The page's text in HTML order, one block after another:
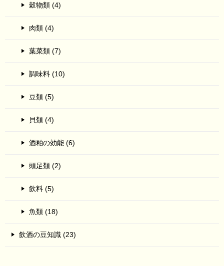
穀物類 (4)
肉類 (4)
葉菜類 (7)
調味料 (10)
豆類 (5)
貝類 (4)
酒粕の効能 (6)
頭足類 (2)
飲料 (5)
魚類 (18)
飲酒の豆知識 (23)